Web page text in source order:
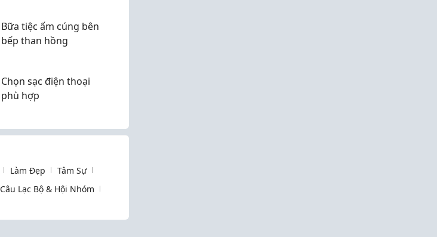
Bữa tiệc ấm cúng bên
bếp than hồng
Chọn sạc điện thoại
phù hợp
Làm Đẹp
Tâm Sự
Câu Lạc Bộ & Hội Nhóm